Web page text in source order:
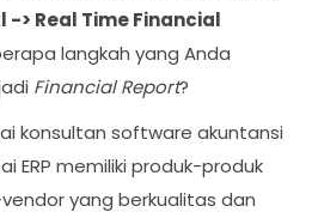
> Real Time Financial
langkah yang Anda
Financial Report?
konsultan software akuntansi
ERP memiliki produk-produk
yang berkualitas dan